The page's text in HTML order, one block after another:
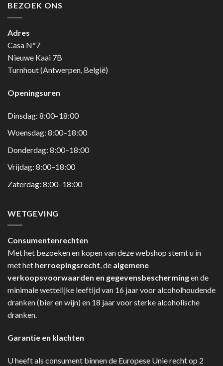
BEZOEK ONS
Adres
Casa N°7
Nieuwe Kaai 7B
Turnhout (Antwerpen, België)
Openingsuren
Dinsdag: 8:00–18:00
Woensdag: 8:00–18:00
Donderdag: 8:00–18:00
Vrijdag: 8:00–18:00
Zaterdag: 8:00–18:00
WETGEVING
Consumentenrechten
Met het bezoeken en kopen van deze webshop stemt u in
met het herroepingsrecht, de algemene
verkoopsvoorwaarden en gegevensbeschermingen de
minimale wettelijke leeftijd van 16 jaar voor alcoholhoudende
dranken (bier en wijn) en 18 jaar voor sterke alcoholische
dranken.
Garantie en klachten
U heeft als consument binnen de Europese Unie recht op 2